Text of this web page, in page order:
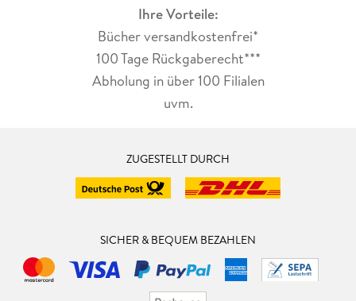
Ihre Vorteile:
Bücher versandkostenfrei*
100 Tage Rückgaberecht***
Abholung in über 100 Filialen
uvm.
ZUGESTELLT DURCH
SICHER & BEQUEM BEZAHLEN